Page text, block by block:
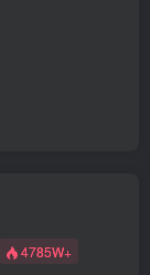
4785W+